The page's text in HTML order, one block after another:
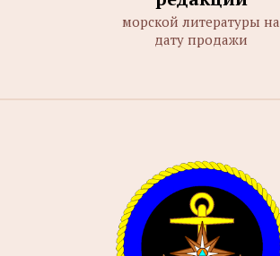
морской литературы на
дату продажи